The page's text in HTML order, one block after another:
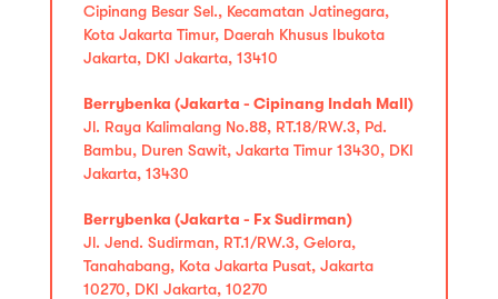
Cipinang Besar Sel., Kecamatan Jatinegara,
Kota Jakarta Timur, Daerah Khusus Ibukota
Jakarta, DKI Jakarta, 13410
Berrybenka (Jakarta - Cipinang Indah Mall)
Jl. Raya Kalimalang No.88, RT.18/RW.3, Pd.
Bambu, Duren Sawit, Jakarta Timur 13430, DKI
Jakarta, 13430
Berrybenka (Jakarta - Fx Sudirman)
Jl. Jend. Sudirman, RT.1/RW.3, Gelora,
Tanahabang, Kota Jakarta Pusat, Jakarta
10270, DKI Jakarta, 10270